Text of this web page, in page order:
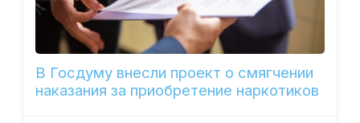
В Госдуму внесли проект о смягчении
наказания за приобретение наркотиков